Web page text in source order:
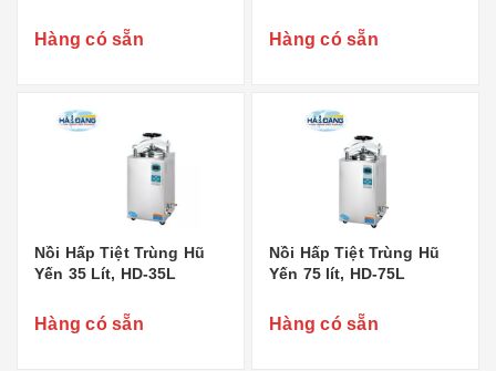
Hàng có sẵn Hàng có sẵn
Nồi Hấp Tiệt Trùng Hũ
Yến 35 Lít, HD-35L
Hàng có sẵn
Nồi Hấp Tiệt Trùng Hũ
Yến 75 lít, HD-75L
Hàng có sẵn